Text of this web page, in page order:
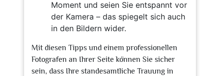
Moment und seien Sie entspannt vor
der Kamera – das spiegelt sich auch
in den Bildern wider.
Mit diesen Tipps und einem professionellen
Fotografen an Ihrer Seite können Sie sicher
sein, dass Ihre standesamtliche Trauung in